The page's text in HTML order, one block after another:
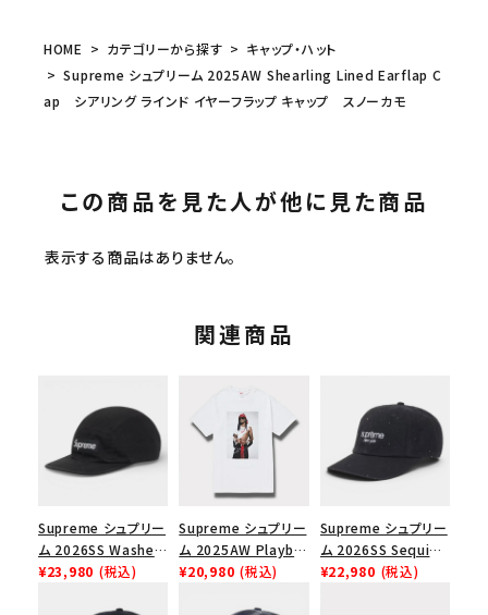
HOME カテゴリーから探す
キャップ・ハット
Supreme シュプリーム 2025AW Shearling Lined Earflap C
ap シアリング ラインド イヤーフラップ キャップ スノーカモ
この商品を見た人が他に見た商品
表示する商品はありません。
関連商品
Supreme シュプリー
ム 2026SS Washed
Chino Twill Camp
¥23,980 (税込)
Supreme シュプリー
ム 2025AW Playboi
Carti Tee プレイボ
¥20,980 (税込)
Supreme シュプリー
ム 2026SS Sequin
Denim Classic
¥22,980 (税込)